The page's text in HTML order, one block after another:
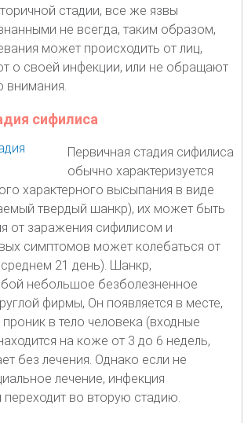
стадии, все же язвы
не всегда, таким образом,
может происходить от лиц,
о своей инфекции, или не обращают
внимания.
сифилиса
Первичная стадия сифилиса
обычно характеризуется
характерного высыпания в виде
твердый шанкр), их может быть
от заражения сифилисом и
симптомов может колебаться от
21 день). Шанкр,
небольшое безболезненное
фирмы, Он появляется в месте,
проник в тело человека (входные
на коже от 3 до 6 недель,
без лечения. Однако если не
лечение, инфекция
переходит во вторую стадию.